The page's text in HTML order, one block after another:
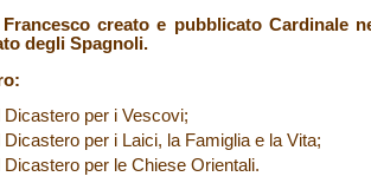
Francesco creato e pubblicato Cardinale
degli Spagnoli.
Dicastero per i Vescovi;
Dicastero per i Laici, la Famiglia e la Vita;
Dicastero per le Chiese Orientali.